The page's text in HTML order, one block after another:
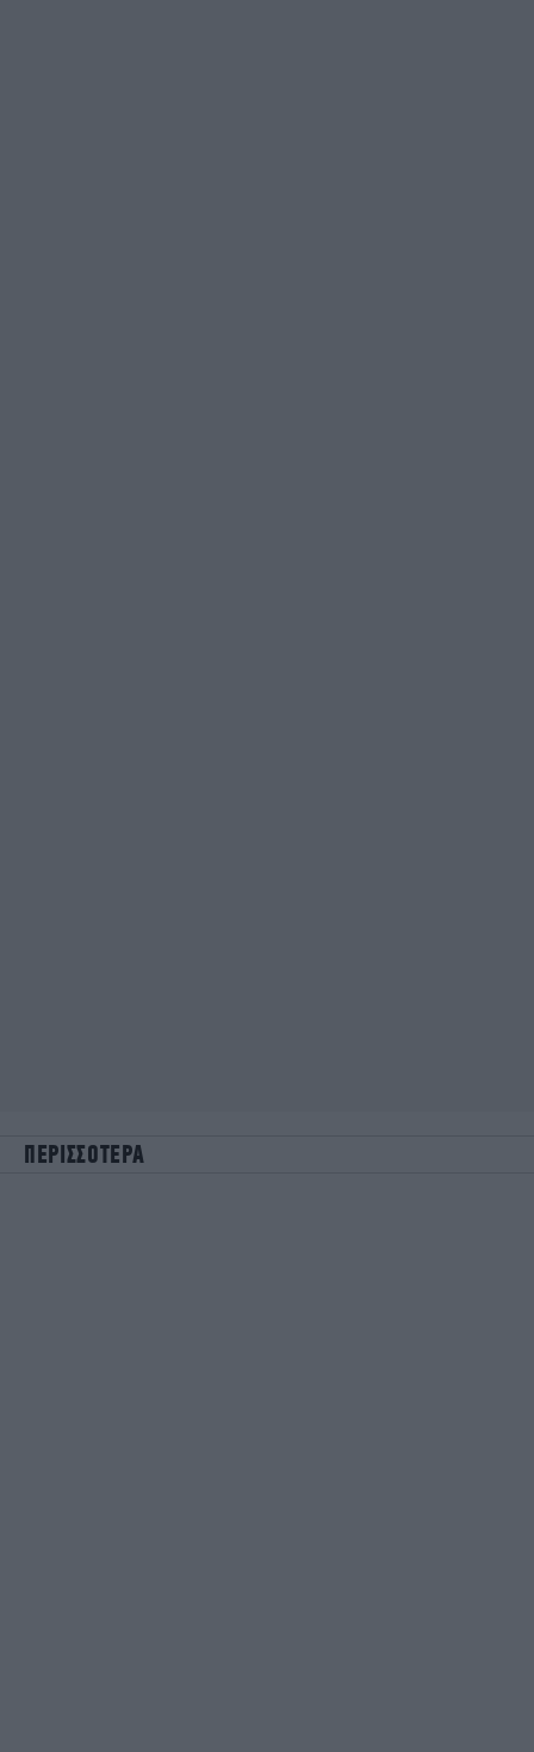
ΠΕΡΙΣΣΟΤΕΡΑ